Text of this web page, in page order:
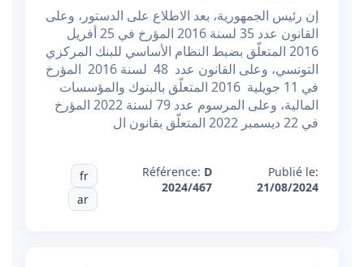
إن رئيس الجمهورية، بعد الاطلاع على الدستور، وعلى
القانون عدد 35 لسنة 2016 المؤرخ في 25 أفريل
2016 المتعلّق بضبط النظام الأساسي للبنك المركزي
التونسي، وعلى القانون عدد 48 لسنة 2016 المؤرخ
في 11 جويلية 2016 المتعلّق بالبنوك والمؤسسات
المالية، وعلى المرسوم عدد 79 لسنة 2022 المؤرخ
في 22 ديسمبر 2022 المتعلّق بقانون ال
Publié le:
21/08/2024
Référence: D
2024/467
fr
ar